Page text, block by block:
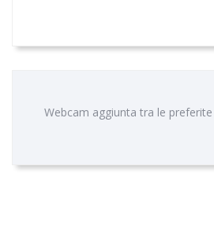
Webcam aggiunta tra le